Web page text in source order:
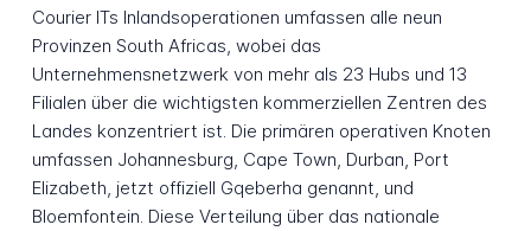
Courier ITs Inlandsoperationen umfassen alle neun
Provinzen South Africas, wobei das
Unternehmensnetzwerk von mehr als 23 Hubs und 13
Filialen über die wichtigsten kommerziellen Zentren des
Landes konzentriert ist. Die primären operativen Knoten
umfassen Johannesburg, Cape Town, Durban, Port
Elizabeth, jetzt offiziell Gqeberha genannt, und
Bloemfontein. Diese Verteilung über das nationale